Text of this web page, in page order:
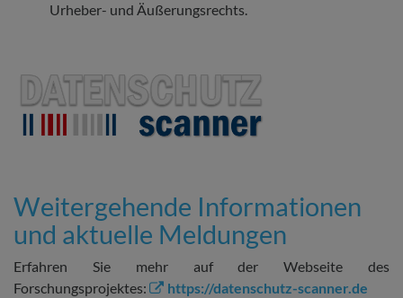
Urheber- und Äußerungsrechts.
Weitergehende Informationen
und aktuelle Meldungen
Erfahren Sie mehr auf der Webseite des
Forschungsprojektes:
https://datenschutz-scanner.de